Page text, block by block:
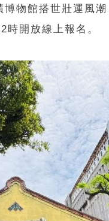
物館搭世壯運風
開放線上報名。